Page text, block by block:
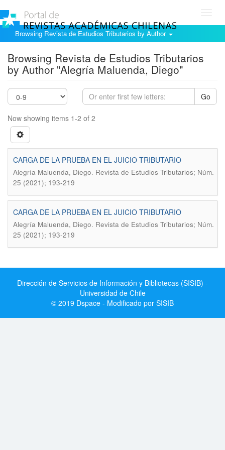
Browsing Revista de Estudios Tributarios by Author
Browsing Revista de Estudios Tributarios
by Author "Alegría Maluenda, Diego"
Go
Now showing items 1-2 of 2
CARGA DE LA PRUEBA EN EL JUICIO TRIBUTARIO
Alegría Maluenda, Diego. Revista de Estudios Tributarios; Núm.
25 (2021); 193-219
CARGA DE LA PRUEBA EN EL JUICIO TRIBUTARIO
Alegría Maluenda, Diego. Revista de Estudios Tributarios; Núm.
25 (2021); 193-219
Dirección de Servicios de Información y Bibliotecas (SISIB) -
Universidad de Chile
© 2019 Dspace - Modificado por SISIB